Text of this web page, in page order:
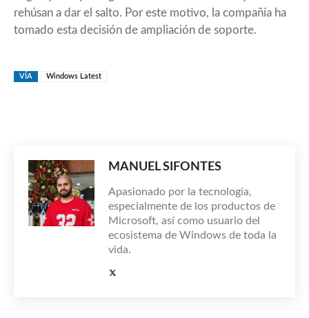
rehúsan a dar el salto. Por este motivo, la compañía ha
tomado esta decisión de ampliación de soporte.
VÍA Windows Latest
MANUEL SIFONTES
Apasionado por la tecnología,
especialmente de los productos de
Microsoft, así como usuario del
ecosistema de Windows de toda la
vida.